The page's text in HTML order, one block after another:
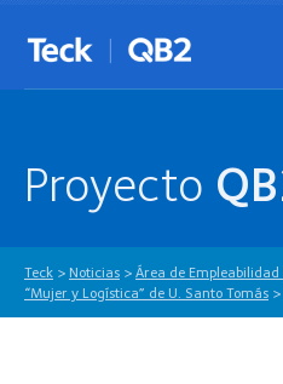
Proyecto
Teck > Noticias > Área de
“Mujer y Logística” de U. Santo Tomás >